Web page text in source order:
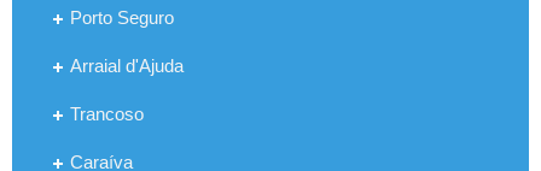
Porto Seguro
Arraial d'Ajuda
Trancoso
Caraíva